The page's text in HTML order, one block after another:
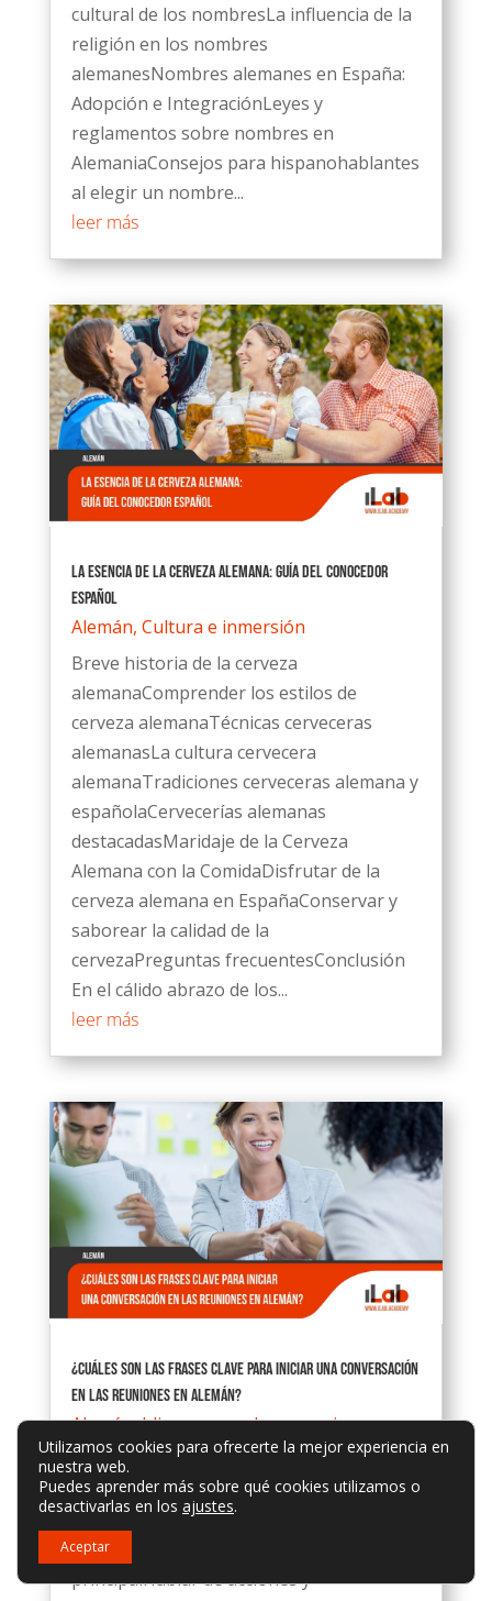
cultural de los nombresLa influencia de la
religión en los nombres
alemanesNombres alemanes en España:
Adopción e IntegraciónLeyes y
reglamentos sobre nombres en
AlemaniaConsejos para hispanohablantes
al elegir un nombre...
leer más
La Esencia de la Cerveza Alemana: Guía del Conocedor
Español
Alemán, Cultura e inmersión
Breve historia de la cerveza
alemanaComprender los estilos de
cerveza alemanaTécnicas cerveceras
alemanasLa cultura cervecera
alemanaTradiciones cerveceras alemana y
españolaCervecerías alemanas
destacadasMaridaje de la Cerveza
Alemana con la ComidaDisfrutar de la
cerveza alemana en EspañaConservar y
saborear la calidad de la
cervezaPreguntas frecuentesConclusión
En el cálido abrazo de los...
leer más
¿Cuáles son las frases clave para iniciar una conversación
en las reuniones en alemán?
Alemán,Idiomas para los negocios
Prepararse para las reuniones de trabajo
en alemánSaludos y presentacionesCharla
trivial antes de entrar en
materiaTransición al orden del día
principalHablar de acciones y
Utilizamos cookies para ofrecerte la mejor experiencia en
nuestra web.
Puedes aprender más sobre qué cookies utilizamos o
desactivarlas en los ajustes.
Aceptar